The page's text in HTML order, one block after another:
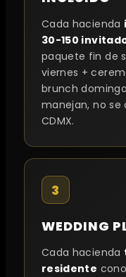
Cada hacienda
30-150
paquete fin de
viernes +
brunch
manejan, no se
CDMX.
3
WEDDING
Cada hacienda
residente